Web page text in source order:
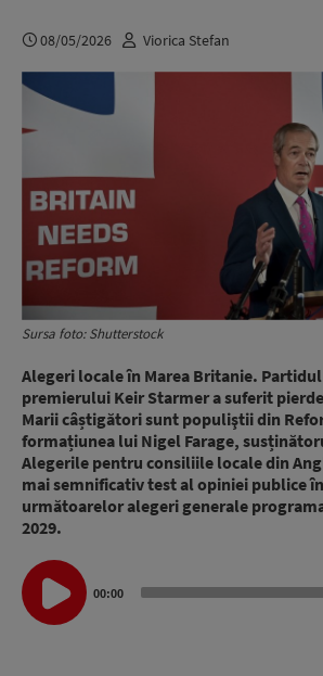
08/05/2026 Viorica Stefan
Sursa foto: Shutterstock
Alegeri locale în Marea Britanie.
premierului Keir Starmer a suferit
Marii câștigători sunt populiştii din
formațiunea lui Nigel Farage,
Alegerile pentru consiliile locale din
mai semnificativ test al opiniei publice
următoarelor alegeri generale
2029.
Audio
Player
00:00